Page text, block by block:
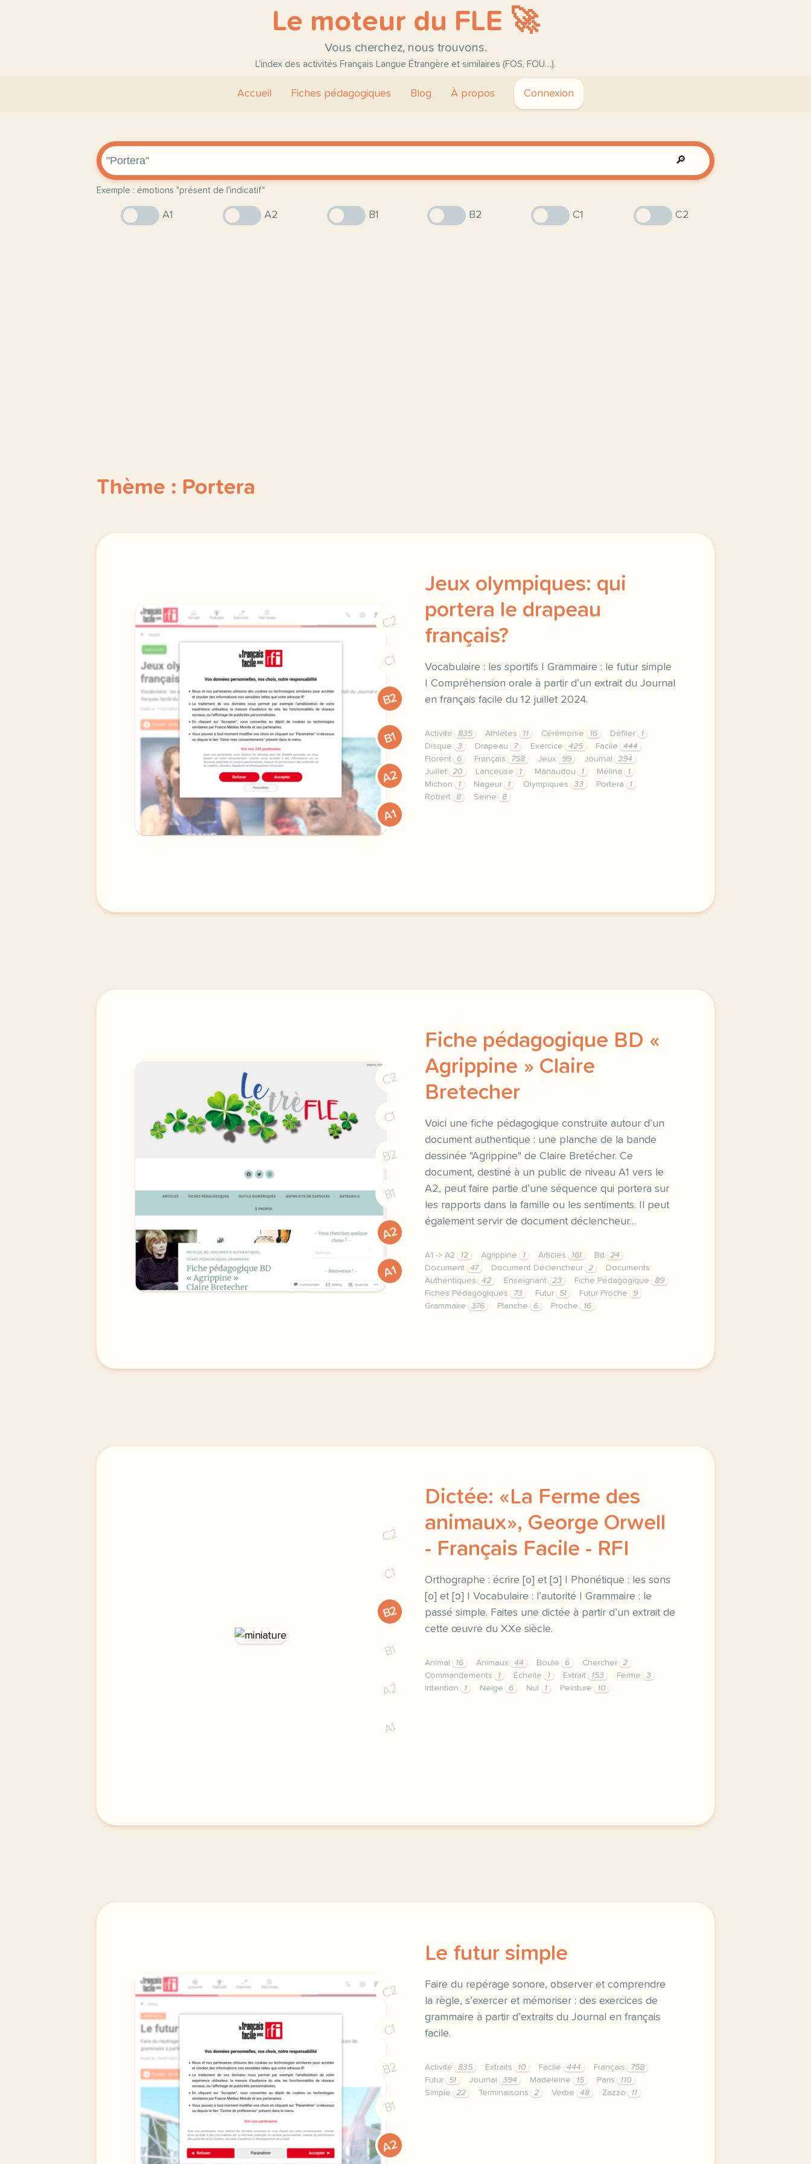
Le moteur du FLE 🚀
Vous cherchez, nous trouvons.
L'index des activités Français Langue Étrangère et similaires (FOS, FOU…).
Accueil Fiches pédagogiques Blog À propos Connexion
🔎
Exemple : émotions "présent de l'indicatif"
A1 A2 B1 B2 C1 C2
Thème : Portera
C2
C1
B2
B1
A2
A1
Jeux olympiques: qui
portera le drapeau
français?
Vocabulaire : les sportifs | Grammaire : le futur simple
| Compréhension orale à partir d’un extrait du Journal
en français facile du 12 juillet 2024.
Activité 835 Athlètes 11 Cérémonie 16 Défiler
1
Disque
3 Drapeau 7 Exercice 425 Facile
444
Florent
6 Français 758 Jeux 99 Journal
394
Juillet
20 Lanceuse 1 Manaudou 1 Mélina
1
Michon
1 Nageur 1 Olympiques 33 Portera
1
Robert
8 Seine 8
C2
C1
B2
B1
A2
A1
Fiche pédagogique BD «
Agrippine » Claire
Bretecher
Voici une fiche pédagogique construite autour d’un
document authentique : une planche de la bande
dessinée "Agrippine" de Claire Bretécher. Ce
document, destiné à un public de niveau A1 vers le
A2, peut faire partie d’une séquence qui portera sur
les rapports dans la famille ou les sentiments. Il peut
également servir de document déclencheur…
A1 -> A2 12 Agrippine 1 Articles 161 Bd
24
Document
47 Document Déclencheur 2
Documents
Authentiques
42 Enseignant 23 Fiche Pédagogique
89
Fiches Pédagogiques
73 Futur 51 Futur Proche
9
Grammaire
376 Planche 6 Proche 16
C2
C1
B2
B1
A2
A1
Dictée: «La Ferme des
animaux», George Orwell
- Français Facile - RFI
Orthographe : écrire [o] et [ɔ] | Phonétique : les sons
[o] et [ɔ] | Vocabulaire : l’autorité | Grammaire : le
passé simple. Faites une dictée à partir d’un extrait de
cette œuvre du XXe siècle.
Animal 16 Animaux 44 Boule 6 Chercher
2
Commandements
1 Échelle 1 Extrait 153 Ferme
3
Intention
1 Neige 6 Nul 1 Peinture 10
C2
C1
B2
B1
A2
Le futur simple
Faire du repérage sonore, observer et comprendre
la règle, s’exercer et mémoriser : des exercices de
grammaire à partir d’extraits du Journal en français
facile.
Activité 835 Extraits 10 Facile 444 Français
758
Futur
51 Journal 394 Madeleine 15 Paris
110
Simple
22 Terminaisons 2 Verbe 48 Zazzo 11